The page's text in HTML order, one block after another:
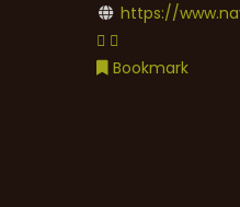
https://
Bookmark